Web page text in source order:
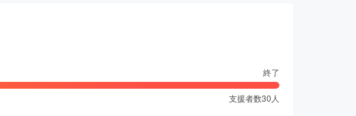
終了
支援者数30 人